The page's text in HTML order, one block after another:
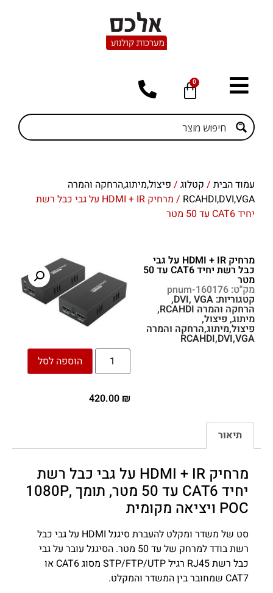
0
עמוד הבית / קטלוג / פיצול,מיתוג,הרחקה והמרה
RCAHDI,DVI,VGA
/ מרחיק HDMI + IR על גבי כבל רשת
יחיד CAT6 עד 50 מטר
מרחיק HDMI + IR על גבי
כבל רשת יחיד CAT6 עד 50
מטר
מק"ט: pnum-160176
קטגוריות: DVI, VGA
,
הרחקה והמרה RCAHDI ,
מיתוג, פיצול,
פיצול,מיתוג,הרחקה והמרה
RCAHDI,DVI,VGA
הוספה לסל
₪
תיאור
מרחיק HDMI + IR על גבי כבל רשת
יחיד CAT6 עד 50 מטר, תומך 1080P,
POC ויציאה מקומית
סט של משדר ומקלט להעברת סיגנל HDMI על גבי כבל
רשת בודד למרחק של עד 50 מטר. הסיגנל עובר על גבי
כבל רשת RJ45 רגיל STP/FTP/UTP מסוג CAT6 או
CAT7 שמחובר בין המשדר והמקלט.